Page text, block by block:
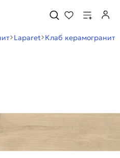
Laparet Клаб керамогранит